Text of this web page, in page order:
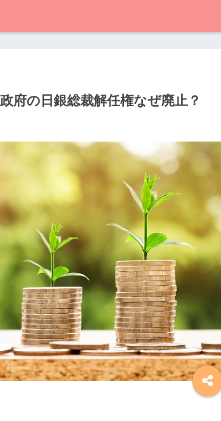
府の日銀総裁解任権なぜ廃止？